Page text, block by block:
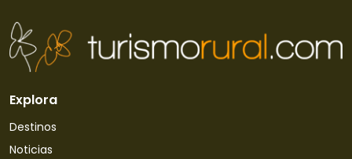
Explora
Destinos
Noticias